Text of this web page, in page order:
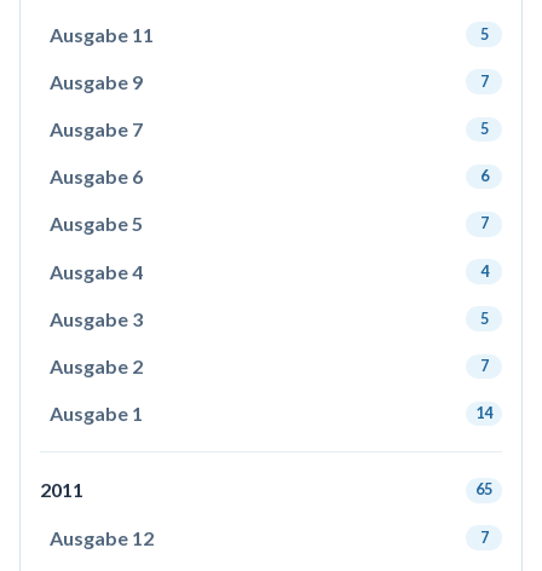
Ausgabe 11 5
Ausgabe 9 7
Ausgabe 7 5
Ausgabe 6 6
Ausgabe 5 7
Ausgabe 4 4
Ausgabe 3 5
Ausgabe 2 7
Ausgabe 1 14
2011 65
Ausgabe 12 7